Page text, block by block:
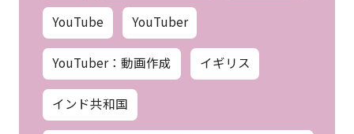
YouTube YouTuber
YouTuber：動画作成 イギリス
インド共和国